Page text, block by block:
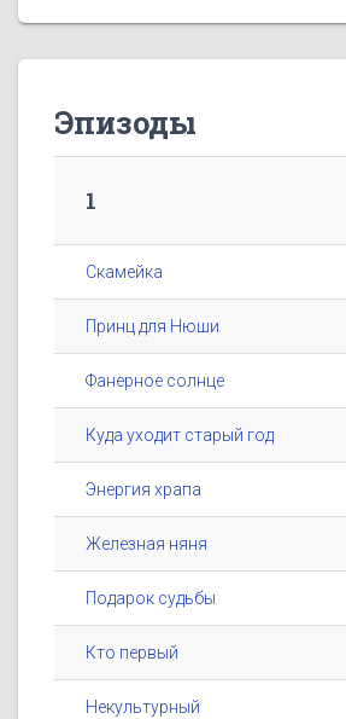
Эпизоды
1
Скамейка
Принц для Нюши
Фанерное солнце
Куда уходит старый год
Энергия храпа
Железная няня
Подарок судьбы
Кто первый
Некультурный